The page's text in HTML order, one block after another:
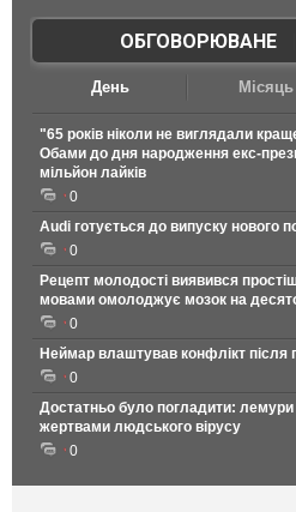
ОБГОВОРЮВАНЕ|
День Місяць
"65 років ніколи не виглядали
Обами до дня народження екс-
мільйон лайків
0
Audi готується до випуску нового
0
Рецепт молодості виявився
мовами омолоджує мозок на
0
Неймар влаштував конфлікт
0
Достатньо було погладити: лемури
жертвами людського вірусу
0